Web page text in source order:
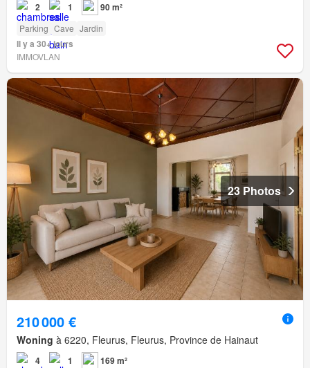
2 1 90 m²
Parking Cave Jardin
Il y a 30+ jours
IMMOVLAN
23 Photos
210 000 €
Woning à 6220, Fleurus, Fleurus, Province de Hainaut
4 1
169 m²